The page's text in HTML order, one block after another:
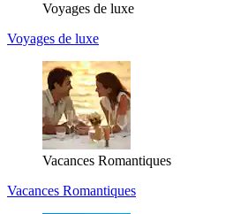
Voyages de luxe
Voyages de luxe
Vacances Romantiques
Vacances Romantiques